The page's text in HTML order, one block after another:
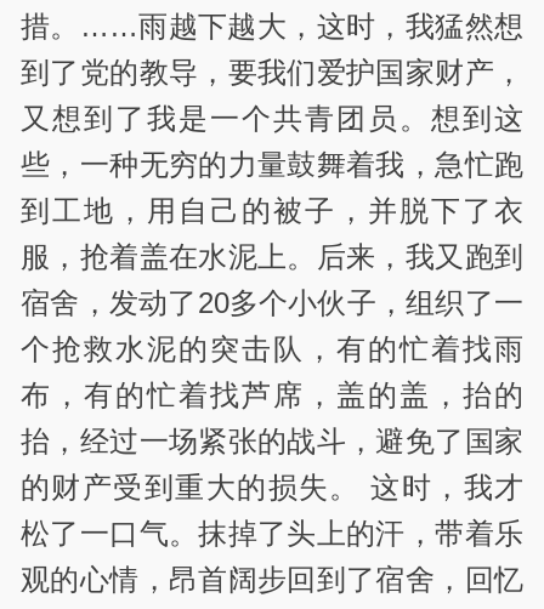
措。……雨越下越大，这时，我猛然想
到了党的教导，要我们爱护国家财产，
又想到了我是一个共青团员。想到这
些，一种无穷的力量鼓舞着我，急忙跑
到工地，用自己的被子，并脱下了衣
服，抢着盖在水泥上。后来，我又跑到
宿舍，发动了20多个小伙子，组织了一
个抢救水泥的突击队，有的忙着找雨
布，有的忙着找芦席，盖的盖，抬的
抬，经过一场紧张的战斗，避免了国家
的财产受到重大的损失。 这时，我才
松了一口气。抹掉了头上的汗，带着乐
观的心情，昂首阔步回到了宿舍，回忆